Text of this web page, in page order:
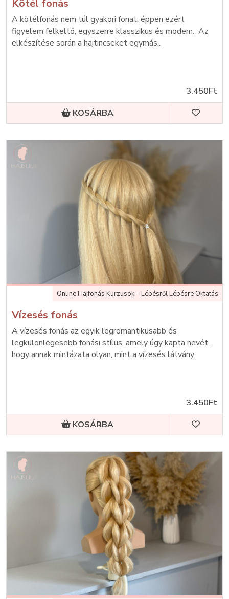
Kötél fonás
A kötélfonás nem túl gyakori fonat, éppen ezért
figyelem felkeltő, egyszerre klasszikus és modern. Az
elkészítése során a hajtincseket egymás..
3.450Ft
KOSÁRBA
Online Hajfonás Kurzusok – Lépésről Lépésre Oktatás
Vízesés fonás
A vízesés fonás az egyik legromantikusabb és
legkülönlegesebb fonási stílus, amely úgy kapta nevét,
hogy annak mintázata olyan, mint a vízesés látvány..
3.450Ft
KOSÁRBA